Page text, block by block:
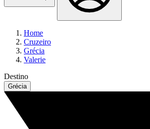
Home
Cruzeiro
Grécia
Valerie
Destino
Grécia